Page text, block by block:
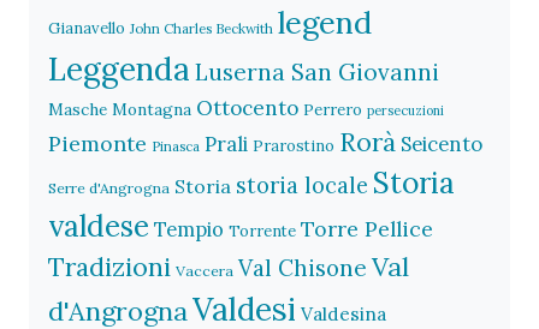
Gianavello John Charles Beckwith legend
Leggenda Luserna San Giovanni
Masche Montagna Ottocento Perrero persecuzioni
Piemonte Pinasca Prali Prarostino Rorà Seicento
Serre d'Angrogna Storia storia locale Storia
valdese Tempio Torrente Torre Pellice
Tradizioni Vaccera Val Chisone Val
d'AngrognaValdesi Valdesina